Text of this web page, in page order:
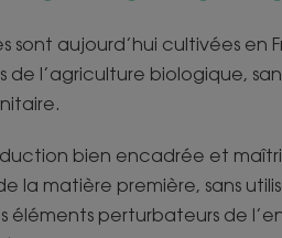
sont aujourd’hui cultivées en
de l’agriculture biologique,
bien encadrée et
la matière première, sans
éléments perturbateurs de